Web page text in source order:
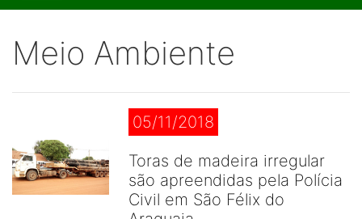
Meio Ambiente
05/11/2018
Toras de madeira irregular
são apreendidas pela Polícia
Civil em São Félix do